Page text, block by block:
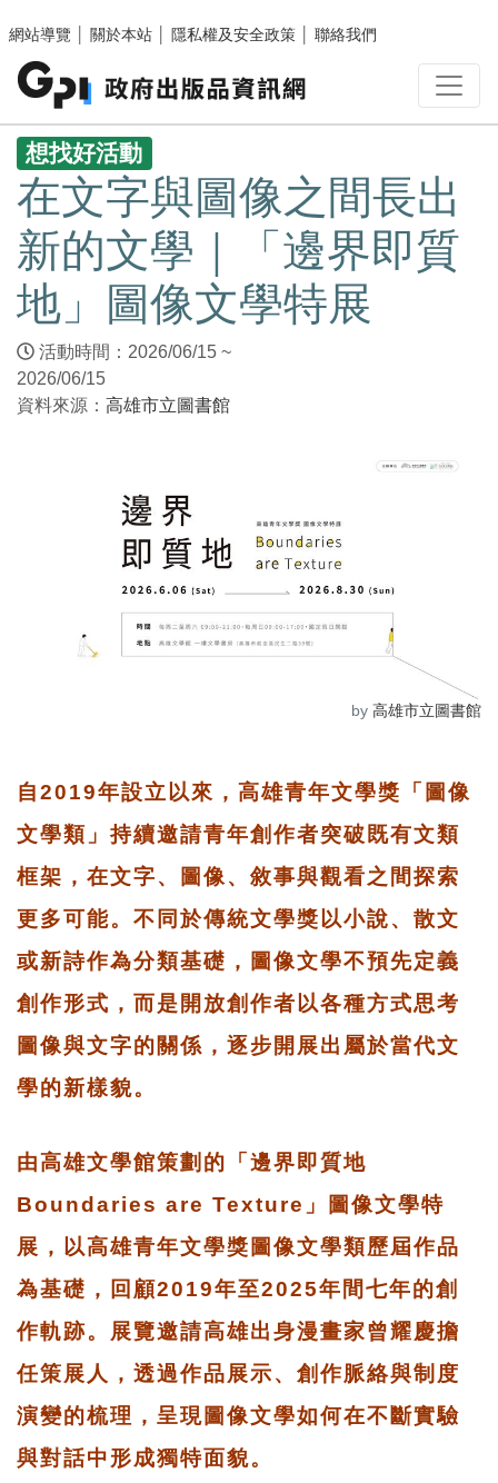
網站導覽
關於本站 隱私權及安全政策 聯絡我們
:::
想找好活動
在文字與圖像之間長出
新的文學｜「邊界即質
地」圖像文學特展
活動時間：2026/06/15 ~
2026/06/15
資料來源： 高雄市立圖書館
by 高雄市立圖書館
自2019年設立以來，高雄青年文學獎「圖像
文學類」持續邀請青年創作者突破既有文類
框架，在文字、圖像、敘事與觀看之間探索
更多可能。不同於傳統文學獎以小說、散文
或新詩作為分類基礎，圖像文學不預先定義
創作形式，而是開放創作者以各種方式思考
圖像與文字的關係，逐步開展出屬於當代文
學的新樣貌。
由高雄文學館策劃的「邊界即質地
Boundaries are Texture」圖像文學特
展，以高雄青年文學獎圖像文學類歷屆作品
為基礎，回顧2019年至2025年間七年的創
作軌跡。展覽邀請高雄出身漫畫家曾耀慶擔
任策展人，透過作品展示、創作脈絡與制度
演變的梳理，呈現圖像文學如何在不斷實驗
與對話中形成獨特面貌。